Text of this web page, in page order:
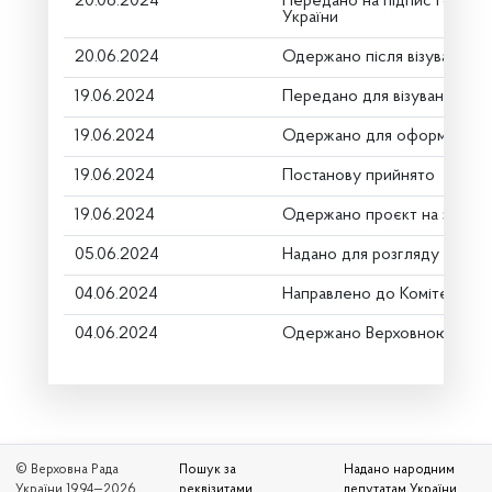
України
20.06.2024 Одержано після візування
19.06.2024 Передано для візування в
19.06.2024 Одержано для оформлення
19.06.2024 Постанову прийнято
19.06.2024 Одержано проєкт на заміну
05.06.2024 Надано для розгляду
04.06.2024 Направлено до Комітету
04.06.2024 Одержано Верховною
© Верховна Рада
України 1994—2026
Пошук за
реквізитами
Надано народним
депутатам України